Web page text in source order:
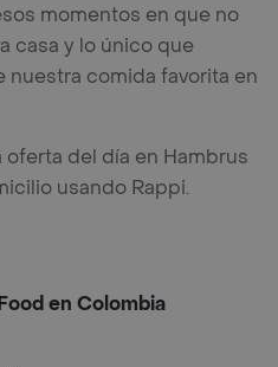
momentos en que no
casa y lo único que
comida favorita en
del día en Hambrus
usando Rappi.
en Colombia